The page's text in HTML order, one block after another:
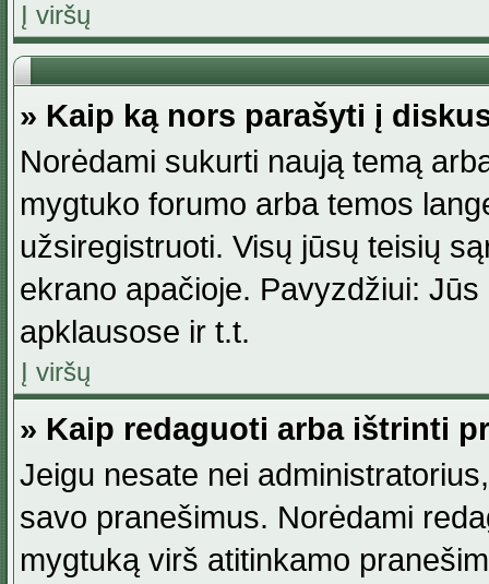
Į viršų
» Kaip ką nors parašyti į
Norėdami sukurti naują temą
mygtuko forumo arba temos
užsiregistruoti. Visų jūsų teisių
ekrano apačioje. Pavyzdžiui:
apklausose ir t.t.
Į viršų
» Kaip redaguoti arba ištrinti
Jeigu nesate nei
savo pranešimus. Norėdami
mygtuką virš atitinkamo